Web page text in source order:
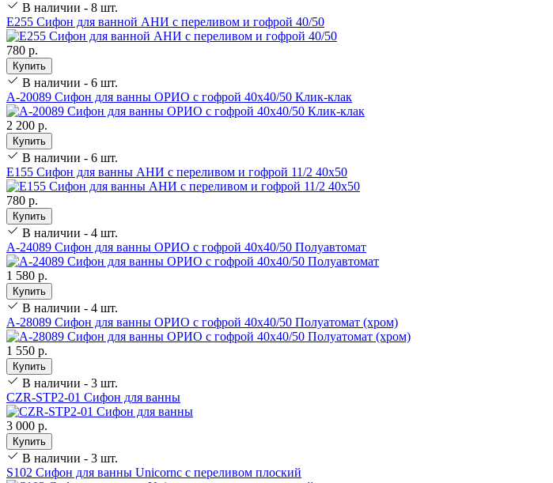
В наличии - 8 шт.
Е255 Сифон для ванной АНИ с переливом и гофрой 40/50
780 р.
Купить
В наличии - 6 шт.
А-20089 Сифон для ванны ОРИО с гофрой 40х40/50 Клик-клак
2 200 р.
Купить
В наличии - 6 шт.
Е155 Сифон для ванны АНИ с переливом и гофрой 11/2 40х50
780 р.
Купить
В наличии - 4 шт.
А-24089 Сифон для ванны ОРИО с гофрой 40х40/50 Полуавтомат
1 580 р.
Купить
В наличии - 4 шт.
А-28089 Сифон для ванны ОРИО с гофрой 40х40/50 Полуатомат (хром)
1 550 р.
Купить
В наличии - 3 шт.
CZR-STP2-01 Сифон для ванны
3 000 р.
Купить
В наличии - 3 шт.
S102 Сифон для ванны Unicornс с переливом плоский